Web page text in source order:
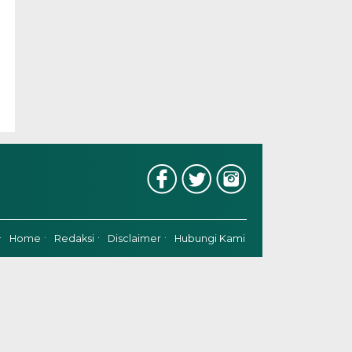
Home Redaksi Disclaimer Hubungi Kami